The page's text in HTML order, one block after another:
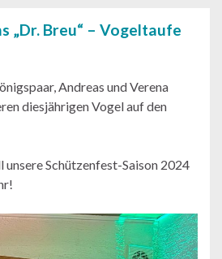
„Dr. Breu“ – Vogeltaufe
Andreas und Verena
diesjährigen Vogel auf den
Schützenfest-Saison 2024